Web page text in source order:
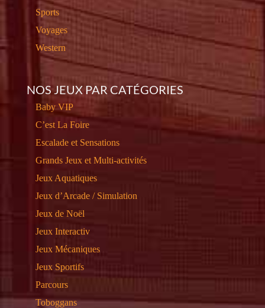
Sports
Voyages
Western
NOS JEUX PAR CATÉGORIES
Baby VIP
C’est La Foire
Escalade et Sensations
Grands Jeux et Multi-activités
Jeux Aquatiques
Jeux d’Arcade / Simulation
Jeux de Noël
Jeux Interactiv
Jeux Mécaniques
Jeux Sportifs
Parcours
Toboggans